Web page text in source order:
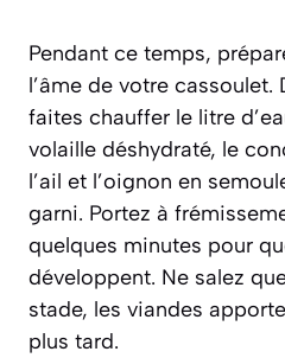
Pendant ce temps,
l’âme de votre cassoulet.
faites chauffer le litre
volaille déshydraté, le
l’ail et l’oignon en
garni. Portez à
quelques minutes pour
développent. Ne salez
stade, les viandes
plus tard.